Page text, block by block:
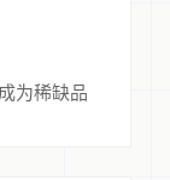
为稀缺品